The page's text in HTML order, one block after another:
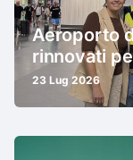
Aeroporto
rinnovati
23 Lug 2026